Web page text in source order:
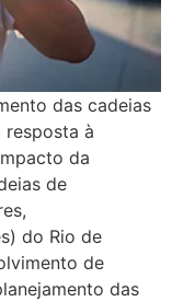
das cadeias
resposta à
da
de
do Rio de
de
das